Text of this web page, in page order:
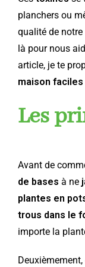
planchers ou
qualité de notre
là pour nous
article, je te
maison faciles
Les
Avant de
de bases à ne
plantes en
trous dans le
importe la